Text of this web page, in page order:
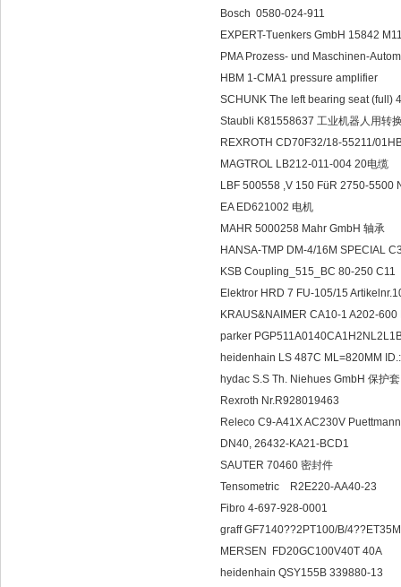
Bosch 0580-024-911
EXPERT-Tuenkers GmbH 15842
PMA Prozess- und Maschinen-
HBM 1-CMA1 pressure amplifier
SCHUNK The left bearing seat (full)
Staubli K81558637 工业机器人用转
REXROTH CD70F32/18-55211/
MAGTROL LB212-011-004 20电缆
LBF 500558 ,V 150 FüR 2750-5500
EA ED621002 电机
MAHR 5000258 Mahr GmbH 轴承
HANSA-TMP DM-4/16M SPECIAL
KSB Coupling_515_BC 80-250 C11
Elektror HRD 7 FU-105/15
KRAUS&NAIMER CA10-1 A202-
parker
heidenhain LS 487C ML=820MM
hydac S.S Th. Niehues GmbH 保护
Rexroth Nr.R928019463
Releco C9-A41X AC230V
DN40, 26432-KA21-BCD1
SAUTER 70460 密封件
Tensometric R2E220-AA40-23
Fibro 4-697-928-0001
graff GF7140??2PT100/B/
MERSEN FD20GC100V40T 40A
heidenhain QSY155B 339880-13